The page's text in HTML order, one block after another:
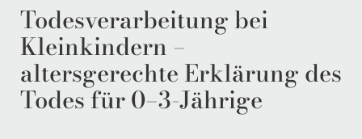
Todesverarbeitung bei
Kleinkindern –
altersgerechte Erklärung des
Todes für 0–3-Jährige